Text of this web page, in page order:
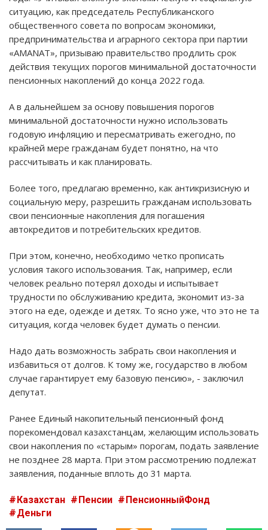
ситуацию, как председатель Республиканского
общественного совета по вопросам экономики,
предпринимательства и аграрного сектора при партии
«AMANAT», призываю правительство продлить срок
действия текущих порогов минимальной достаточности
пенсионных накоплений до конца 2022 года.
А в дальнейшем за основу повышения порогов
минимальной достаточности нужно использовать
годовую инфляцию и пересматривать ежегодно, по
крайней мере гражданам будет понятно, на что
рассчитывать и как планировать.
Более того, предлагаю временно, как антикризисную и
социальную меру, разрешить гражданам использовать
свои пенсионные накопления для погашения
автокредитов и потребительских кредитов.
При этом, конечно, необходимо четко прописать
условия такого использования. Так, например, если
человек реально потерял доходы и испытывает
трудности по обслуживанию кредита, экономит из-за
этого на еде, одежде и детях. То ясно уже, что это не та
ситуация, когда человек будет думать о пенсии.
Надо дать возможность забрать свои накопления и
избавиться от долгов. К тому же, государство в любом
случае гарантирует ему базовую пенсию», - заключил
депутат.
Ранее Единый накопительный пенсионный фонд
порекомендовал казахстанцам, желающим использовать
свои накопления по «старым» порогам, подать заявление
не позднее 28 марта. При этом рассмотрению подлежат
заявления, поданные вплоть до 31 марта.
Казахстан Пенсии
ПенсионныйФонд
Деньги